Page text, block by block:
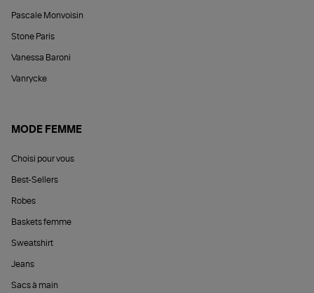
Pascale Monvoisin
Stone Paris
Vanessa Baroni
Vanrycke
MODE FEMME
Choisi pour vous
Best-Sellers
Robes
Baskets femme
Sweatshirt
Jeans
Sacs à main